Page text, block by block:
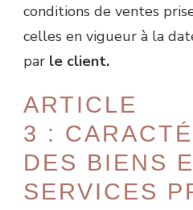
conditions de ventes
celles en vigueur à la
par le client.
ARTICLE
3 :
DES BIENS
SERVICES